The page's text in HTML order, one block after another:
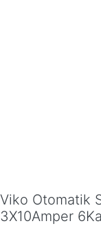
Viko Otomatik
3X10Amper 6Ka